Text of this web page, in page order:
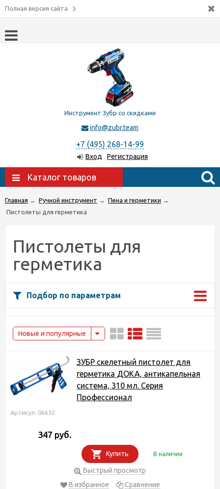
Полная версия сайта
Инструмент Зубр со скидками
info@zubr.team
+7 (495) 268-14-99
Вход Регистрация
Каталог товаров
Главная → Ручной инструмент → Пена и герметики →
Пистолеты для герметика
Пистолеты для
герметика
Подбор по параметрам
Новые и популярные
ЗУБР скелетный пистолет для
герметика ДОКА, антикапельная
система, 310 мл. Серия
Профессионал
Артикул: 06632
347 руб.
Купить В наличии
Быстрый просмотр
В избранное
Сравнение